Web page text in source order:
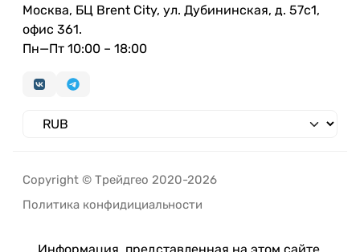
Москва, БЦ Brent City, ул. Дубининская, д. 57с1,
офис 361.
Пн—Пт 10:00 – 18:00
Copyright © Трейдгео 2020-2026
Политика конфидициальности